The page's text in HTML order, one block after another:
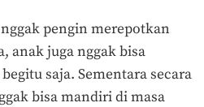
pengin merepotkan
anak juga nggak bisa
saja. Sementara secara
bisa mandiri di masa